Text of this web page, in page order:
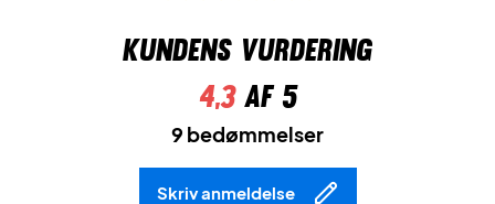
Kundens vurdering
4,3af 5
9 bedømmelser
Skriv anmeldelse